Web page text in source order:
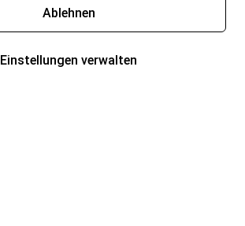
Ablehnen
Einstellungen verwalten